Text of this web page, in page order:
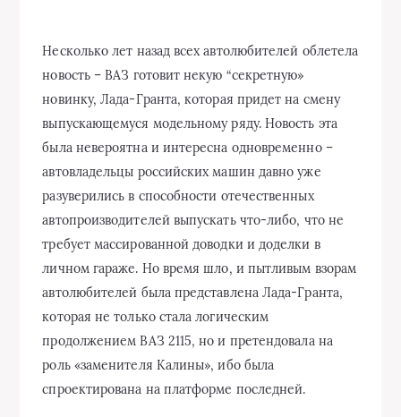
Несколько лет назад всех автолюбителей облетела
новость – ВАЗ готовит некую “секретную»
новинку, Лада-Гранта, которая придет на смену
выпускающемуся модельному ряду. Новость эта
была невероятна и интересна одновременно –
автовладельцы российских машин давно уже
разуверились в способности отечественных
автопроизводителей выпускать что-либо, что не
требует массированной доводки и доделки в
личном гараже. Но время шло, и пытливым взорам
автолюбителей была представлена Лада-Гранта,
которая не только стала логическим
продолжением ВАЗ 2115, но и претендовала на
роль «заменителя Калины», ибо была
спроектирована на платформе последней.